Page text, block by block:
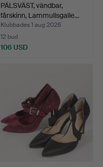
PÄLSVÄST, vändbar,
fårskinn, Lammullsgalle…
Klubbades 1 aug 2026
12 bud
106 USD